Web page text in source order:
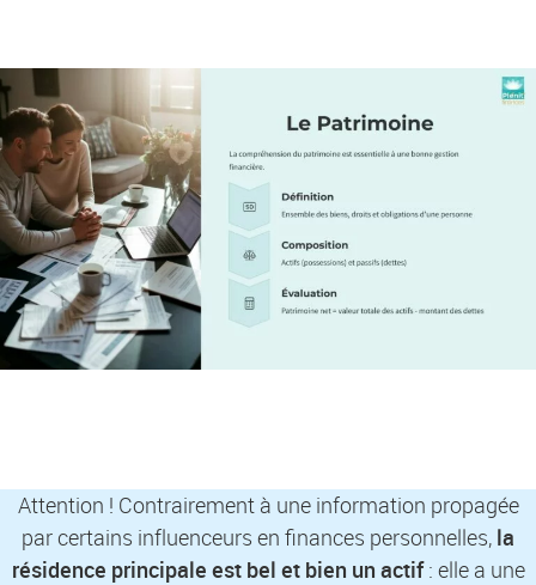
Attention ! Contrairement à une information propagée
par certains influenceurs en finances personnelles, la
résidence principale est bel et bien un actif: elle a une